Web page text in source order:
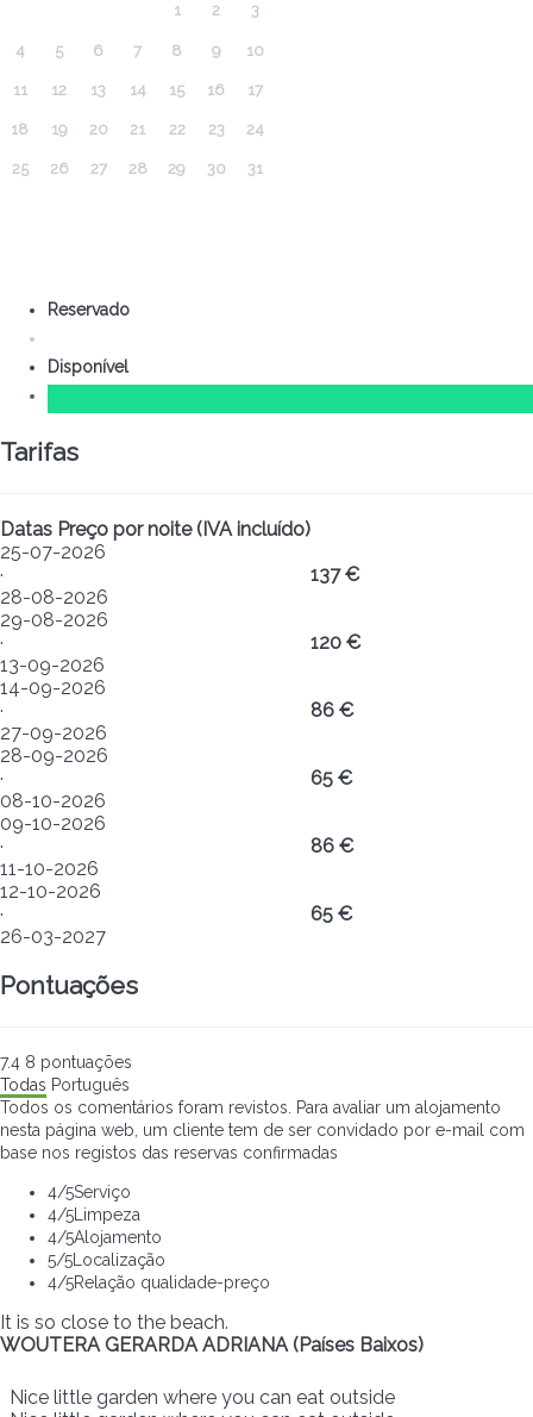
1 2 3
4 5 6 7 8 9 10
11 12 13 14 15 16 17
18 19 20 21 22 23 24
25 26 27 28 29 30 31
Reservado
Disponível
Tarifas
Datas Preço por noite (IVA incluído)
25-07-2026
·
28-08-2026
137 €
29-08-2026
·
13-09-2026
120 €
14-09-2026
·
27-09-2026
86 €
28-09-2026
·
08-10-2026
65 €
09-10-2026
·
11-10-2026
86 €
12-10-2026
·
26-03-2027
65 €
Pontuações
7.4 8 pontuações
Todas Português
Todos os comentários foram revistos. Para avaliar um alojamento
nesta página web, um cliente tem de ser convidado por e-mail com
base nos registos das reservas confirmadas
4/5Serviço
4/5 Limpeza
4/5Alojamento
5/5 Localização
4/5Relação qualidade-preço
It is so close to the beach.
WOUTERA GERARDA ADRIANA (Países Baixos)
Nice little garden where you can eat outside